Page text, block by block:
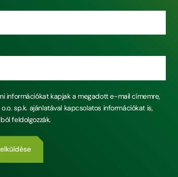
információkat kapjak a megadott e-mail címemre,
sp.k. ajánlatával kapcsolatos információkat is,
feldolgozzák.